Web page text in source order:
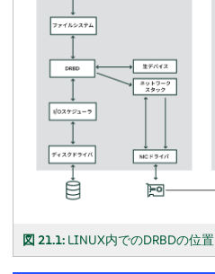
図 21.1: LINUX内でのDRBDの位置